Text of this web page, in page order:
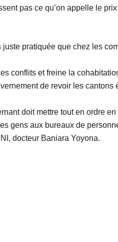
pas ce qu’on appelle le
pratiquée que chez les
conflits et freine la
de revoir les
doit mettre tout en ordre
gens aux bureaux de
docteur Baniara Yoyona.